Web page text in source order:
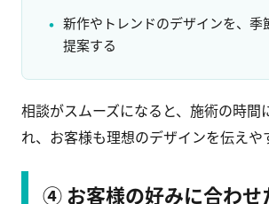
新作やトレンドのデザインを、季
提案する
相談がスムーズになると、施術の時間
れ、お客様も理想のデザインを伝えや
④ お客様の好みに合わせ